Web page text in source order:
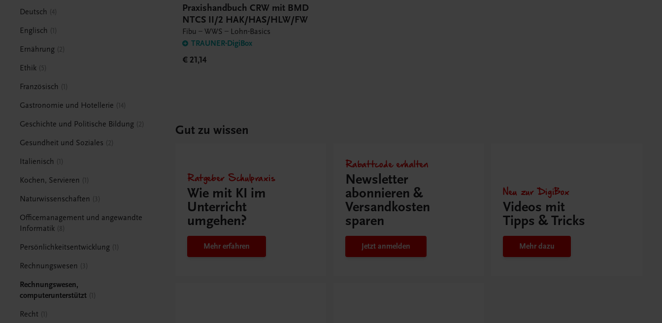
Deutsch 4
Englisch 1
Ernährung 2
Ethik 5
Französisch 1
Gastronomie und Hotellerie 14
Geschichte und Politische Bildung 2
Gesundheit und Soziales 2
Italienisch 1
Kochen, Servieren 1
Naturwissenschaften 3
Officemanagement und angewandte
Informatik 8
Persönlichkeitsentwicklung 1
Rechnungswesen 3
Rechnungswesen,
computerunterstützt 1
Recht 1
Praxishandbuch CRW mit BMD
NTCS II/2 HAK/HAS/HLW/FW
Fibu – WWS – Lohn-Basics
TRAUNER-DigiBox
€ 21,14
Gut zu wissen
Ratgeber Schulpraxis
Wie mit KI im
Unterricht
umgehen?
Mehr erfahren
Rabattcode erhalten
Newsletter
abonnieren &
Versandkosten
sparen
Jetzt anmelden
Neu zur DigiBox
Videos mit
Tipps & Tricks
Mehr dazu